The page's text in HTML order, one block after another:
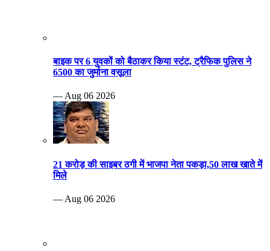
बाइक पर 6 युवकों को बैठाकर किया स्टंट, ट्रैफिक पुलिस ने
6500 का जुर्माना वसूला
— Aug 06 2026
21 करोड़ की साइबर ठगी में भाजपा नेता पकड़ा,50 लाख खाते में
मिले
— Aug 06 2026